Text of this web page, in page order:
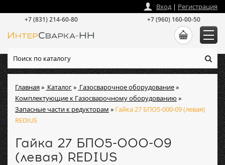
Главная» Каталог» Газосварочное оборудование»
Комплектующие к Газосварочному оборудованию »
Запасные части к редукторам » Гайка 27 БПО5-000-09 (левая)
REDIUS
Гайка 27 БПО5-000-09
(левая) REDIUS
Вход| Регистрация
+7 (831) 214-60-80 +7 (960) 160-00-50